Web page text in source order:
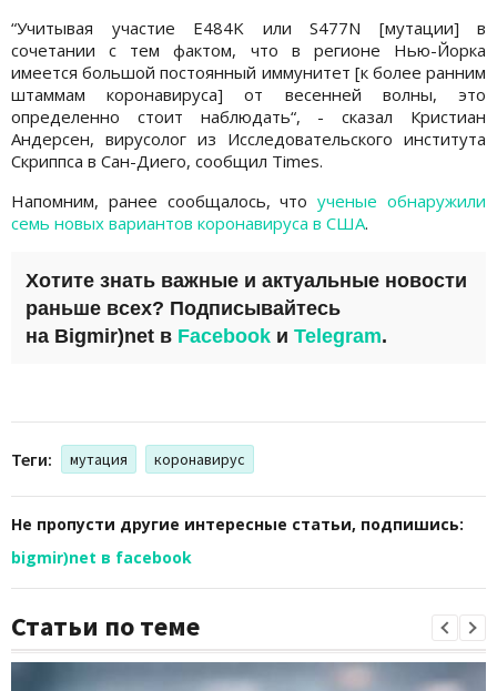
“Учитывая участие E484K или S477N [мутации] в
сочетании с тем фактом, что в регионе Нью-Йорка
имеется большой постоянный иммунитет [к более ранним
штаммам коронавируса] от весенней волны, это
определенно стоит наблюдать“, - сказал Кристиан
Андерсен, вирусолог из Исследовательского института
Скриппса в Сан-Диего, сообщил Times.
Напомним, ранее сообщалось, чтоученые обнаружили
семь новых вариантов коронавируса в США.
Хотите знать важные и актуальные новости
раньше всех? Подписывайтесь
на Bigmir)net в Facebook и Telegram.
Теги: мутация коронавирус
Не пропусти другие интересные статьи, подпишись:
bigmir)net в facebook
Статьи по теме